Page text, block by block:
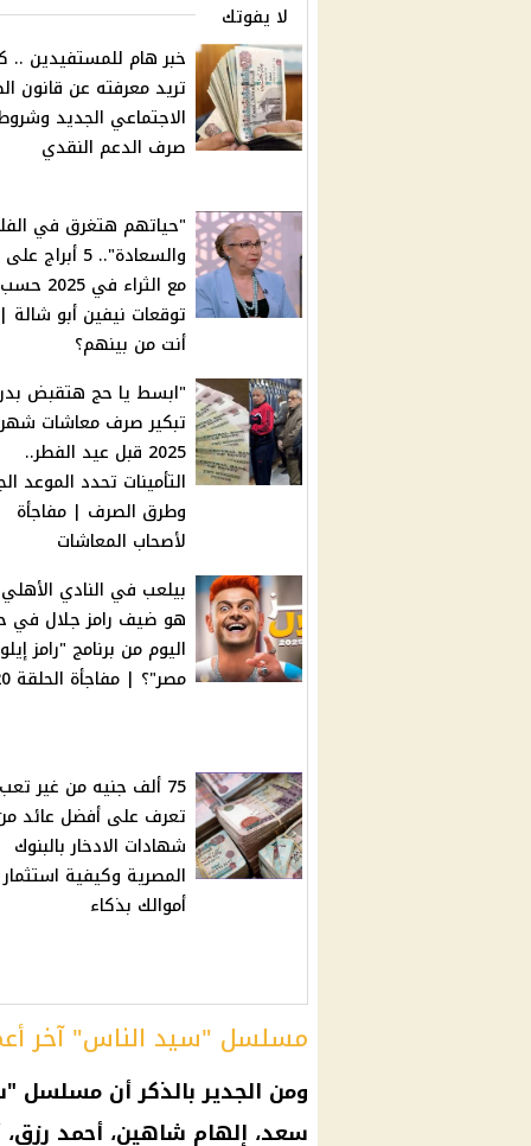
لا يفوتك
خبر هام للمستفيدين ..
تريد معرفته عن قانون
الاجتماعي الجديد
صرف الدعم النقدي
"حياتهم هتغرق في
والسعادة".. 5
مع الثراء في 2025 حسب
توقعات نيفين أبو
أنت من بينهم؟
"ابسط يا حج هتقبض
تبكير صرف معاشات شهر
2025 قبل عيد الفطر..
التأمينات تحدد الموعد
وطرق الصرف | مفاجأة
لأصحاب المعاشات
بيلعب في النادي
هو ضيف رامز جلال في
اليوم من برنامج "رامز
مصر"؟ | مفاجأة الحلقة 20
75 ألف جنيه من غير
تعرف على أفضل عائد
شهادات الادخار بالبنوك
المصرية وكيفية استثمار
أموالك بذكاء
مسلسل "سيد الناس" آخر
ومن الجدير بالذكر أن
سعد، إلهام شاهين، أحمد